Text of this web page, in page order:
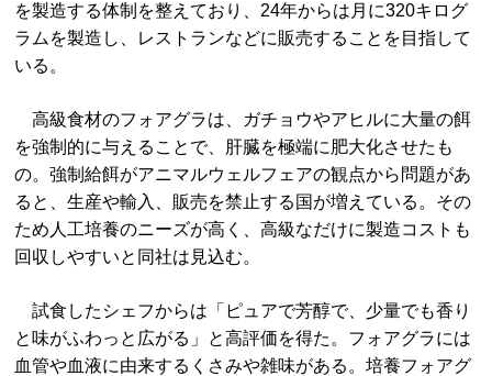
を製造する体制を整えており、24年からは月に320キログ
ラムを製造し、レストランなどに販売することを目指して
いる。
高級食材のフォアグラは、ガチョウやアヒルに大量の餌
を強制的に与えることで、肝臓を極端に肥大化させたも
の。強制給餌がアニマルウェルフェアの観点から問題があ
ると、生産や輸入、販売を禁止する国が増えている。その
ため人工培養のニーズが高く、高級なだけに製造コストも
回収しやすいと同社は見込む。
試食したシェフからは「ピュアで芳醇で、少量でも香り
と味がふわっと広がる」と高評価を得た。フォアグラには
血管や血液に由来するくさみや雑味がある。培養フォアグ